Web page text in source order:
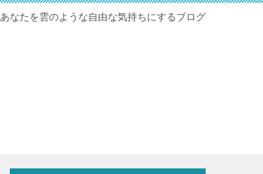
あなたを雲のような自由な気持ちにするブログ